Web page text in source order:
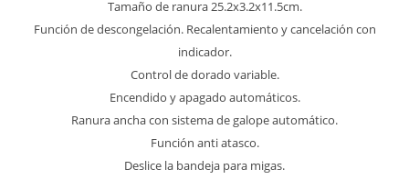
Tamaño de ranura 25.2x3.2x11.5cm.
Función de descongelación. Recalentamiento y cancelación con
indicador.
Control de dorado variable.
Encendido y apagado automáticos.
Ranura ancha con sistema de galope automático.
Función anti atasco.
Deslice la bandeja para migas.